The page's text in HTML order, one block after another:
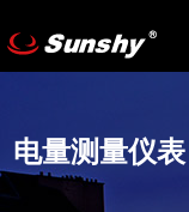
电量测量仪表